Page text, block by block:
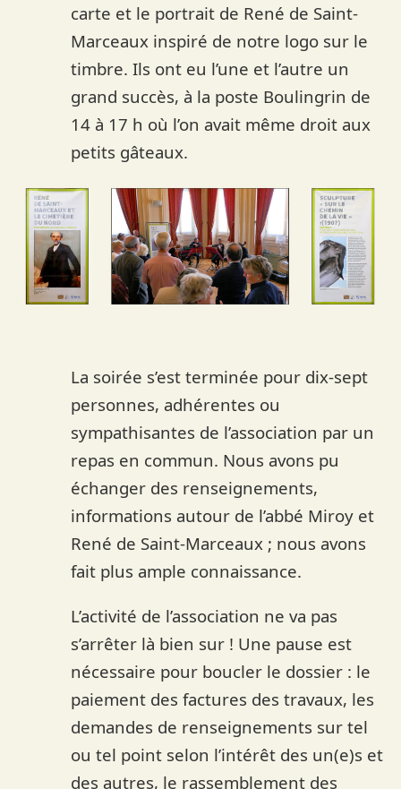
carte et le portrait de René de Saint-
Marceaux inspiré de notre logo sur le
timbre. Ils ont eu l’une et l’autre un
grand succès, à la poste Boulingrin de
14 à 17 h où l’on avait même droit aux
petits gâteaux.
La soirée s’est terminée pour dix-sept
personnes, adhérentes ou
sympathisantes de l’association par un
repas en commun. Nous avons pu
échanger des renseignements,
informations autour de l’abbé Miroy et
René de Saint-Marceaux ; nous avons
fait plus ample connaissance.
L’activité de l’association ne va pas
s’arrêter là bien sur ! Une pause est
nécessaire pour boucler le dossier : le
paiement des factures des travaux, les
demandes de renseignements sur tel
ou tel point selon l’intérêt des un(e)s et
des autres, le rassemblement des